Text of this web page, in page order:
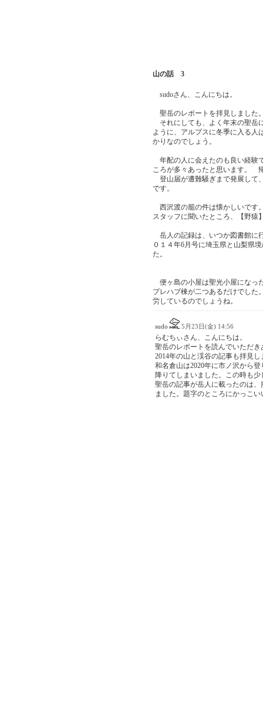
山の話 3
sudoさん、こんにちは。
聖岳のレポートを拝見しました
それにしても、よく年末の聖岳
ように、アルプスに冬季に入る人
かりなのでしょう。
年配の人に会えたのも良い経験
ころが多々あったと思います。
登山届が遭難騒ぎまで発展して
です。
西沢渡の籠の件は懐かしいです
スタッフに聞いたところ、【野猿
岳人の記録は、いつか図書館に
０１４年6月号に埼玉県と山梨県
た。
便ヶ島の小屋は聖光小屋になっ
プレハブ棟が二つあるだけでした
労しているのでしょうね。
sudo 5月23日(金) 14:56
らむちぃさん、こんにちは。
聖岳のレポートを読んでいただ
2014年の山と渓谷の記事も拝見し
和名倉山は2020年に市ノ沢から
降りてしまいました。この時も
聖岳の記事が岳人に載ったのは
ました。題字のところにかっこ